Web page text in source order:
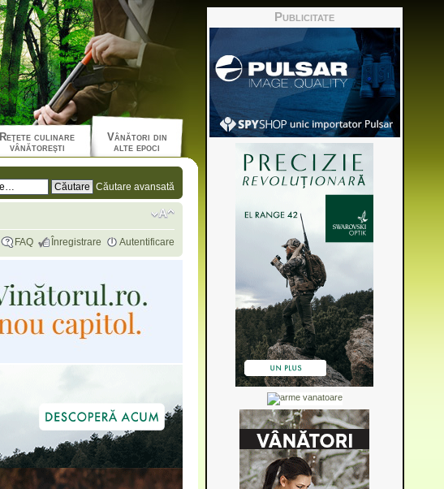
Reţete culinare
vânătoreşti
Vânători din
alte epoci
Căutare avansată
FAQ Înregistrare Autentificare
Publicitate